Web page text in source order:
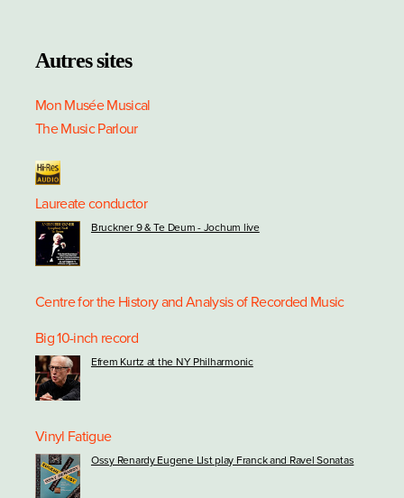
Autres sites
Mon Musée Musical
The Music Parlour
Laureate conductor
Bruckner 9 & Te Deum - Jochum live
Centre for the History and Analysis of Recorded Music
Big 10-inch record
Efrem Kurtz at the NY Philharmonic
Vinyl Fatigue
Ossy Renardy Eugene LIst play Franck and Ravel Sonatas